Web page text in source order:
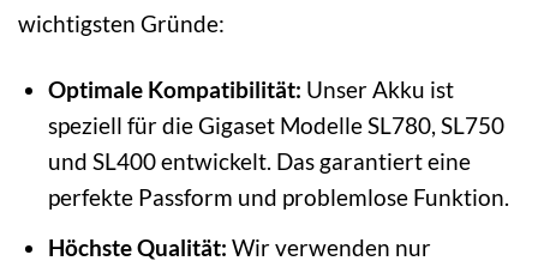
wichtigsten Gründe:
Optimale Kompatibilität: Unser Akku ist
speziell für die Gigaset Modelle SL780, SL750
und SL400 entwickelt. Das garantiert eine
perfekte Passform und problemlose Funktion.
Höchste Qualität: Wir verwenden nur